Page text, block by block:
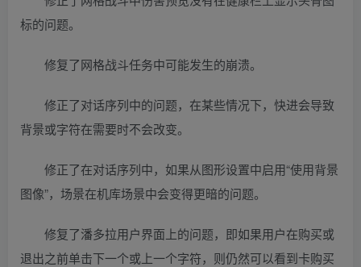
标的问题。
修复了网格战斗任务中可能发生的崩溃。
修正了对话序列中的问题，在某些情况下，快进会导致
背景或字符在需要时不会改变。
修正了在对话序列中，如果从图形设置中启用“使用背景
图像”，场景在机库场景中会变得更暗的问题。
修复了潘多拉用户界面上的问题，即如果用户在购买或
退出之前单击下一个或上一个字符，则仍然可以看到卡购买